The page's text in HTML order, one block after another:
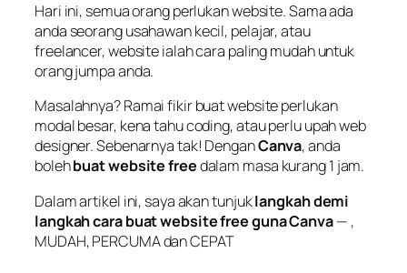
Hari ini, semua orang perlukan website. Sama ada
anda seorang usahawan kecil, pelajar, atau
freelancer, website ialah cara paling mudah untuk
orang jumpa anda.
Masalahnya? Ramai fikir buat website perlukan
modal besar, kena tahu coding, atau perlu upah web
designer. Sebenarnya tak! DenganCanva, anda
bolehbuat website freedalam masa kurang 1 jam.
Dalam artikel ini, saya akan tunjuklangkah demi
langkah cara buat website free guna Canva— ,
MUDAH, PERCUMA dan CEPAT